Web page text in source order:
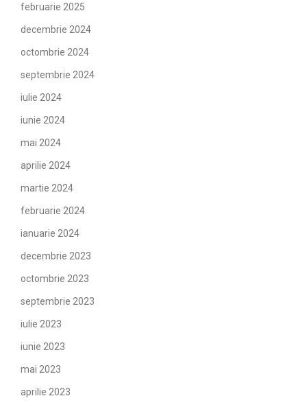
februarie 2025
decembrie 2024
octombrie 2024
septembrie 2024
iulie 2024
iunie 2024
mai 2024
aprilie 2024
martie 2024
februarie 2024
ianuarie 2024
decembrie 2023
octombrie 2023
septembrie 2023
iulie 2023
iunie 2023
mai 2023
aprilie 2023